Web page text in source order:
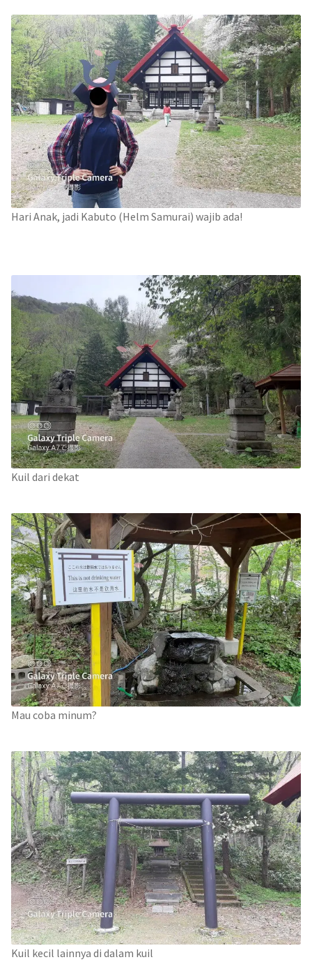
Hari Anak, jadi Kabuto (Helm Samurai) wajib ada!
Kuil dari dekat
Mau coba minum?
Kuil kecil lainnya di dalam kuil